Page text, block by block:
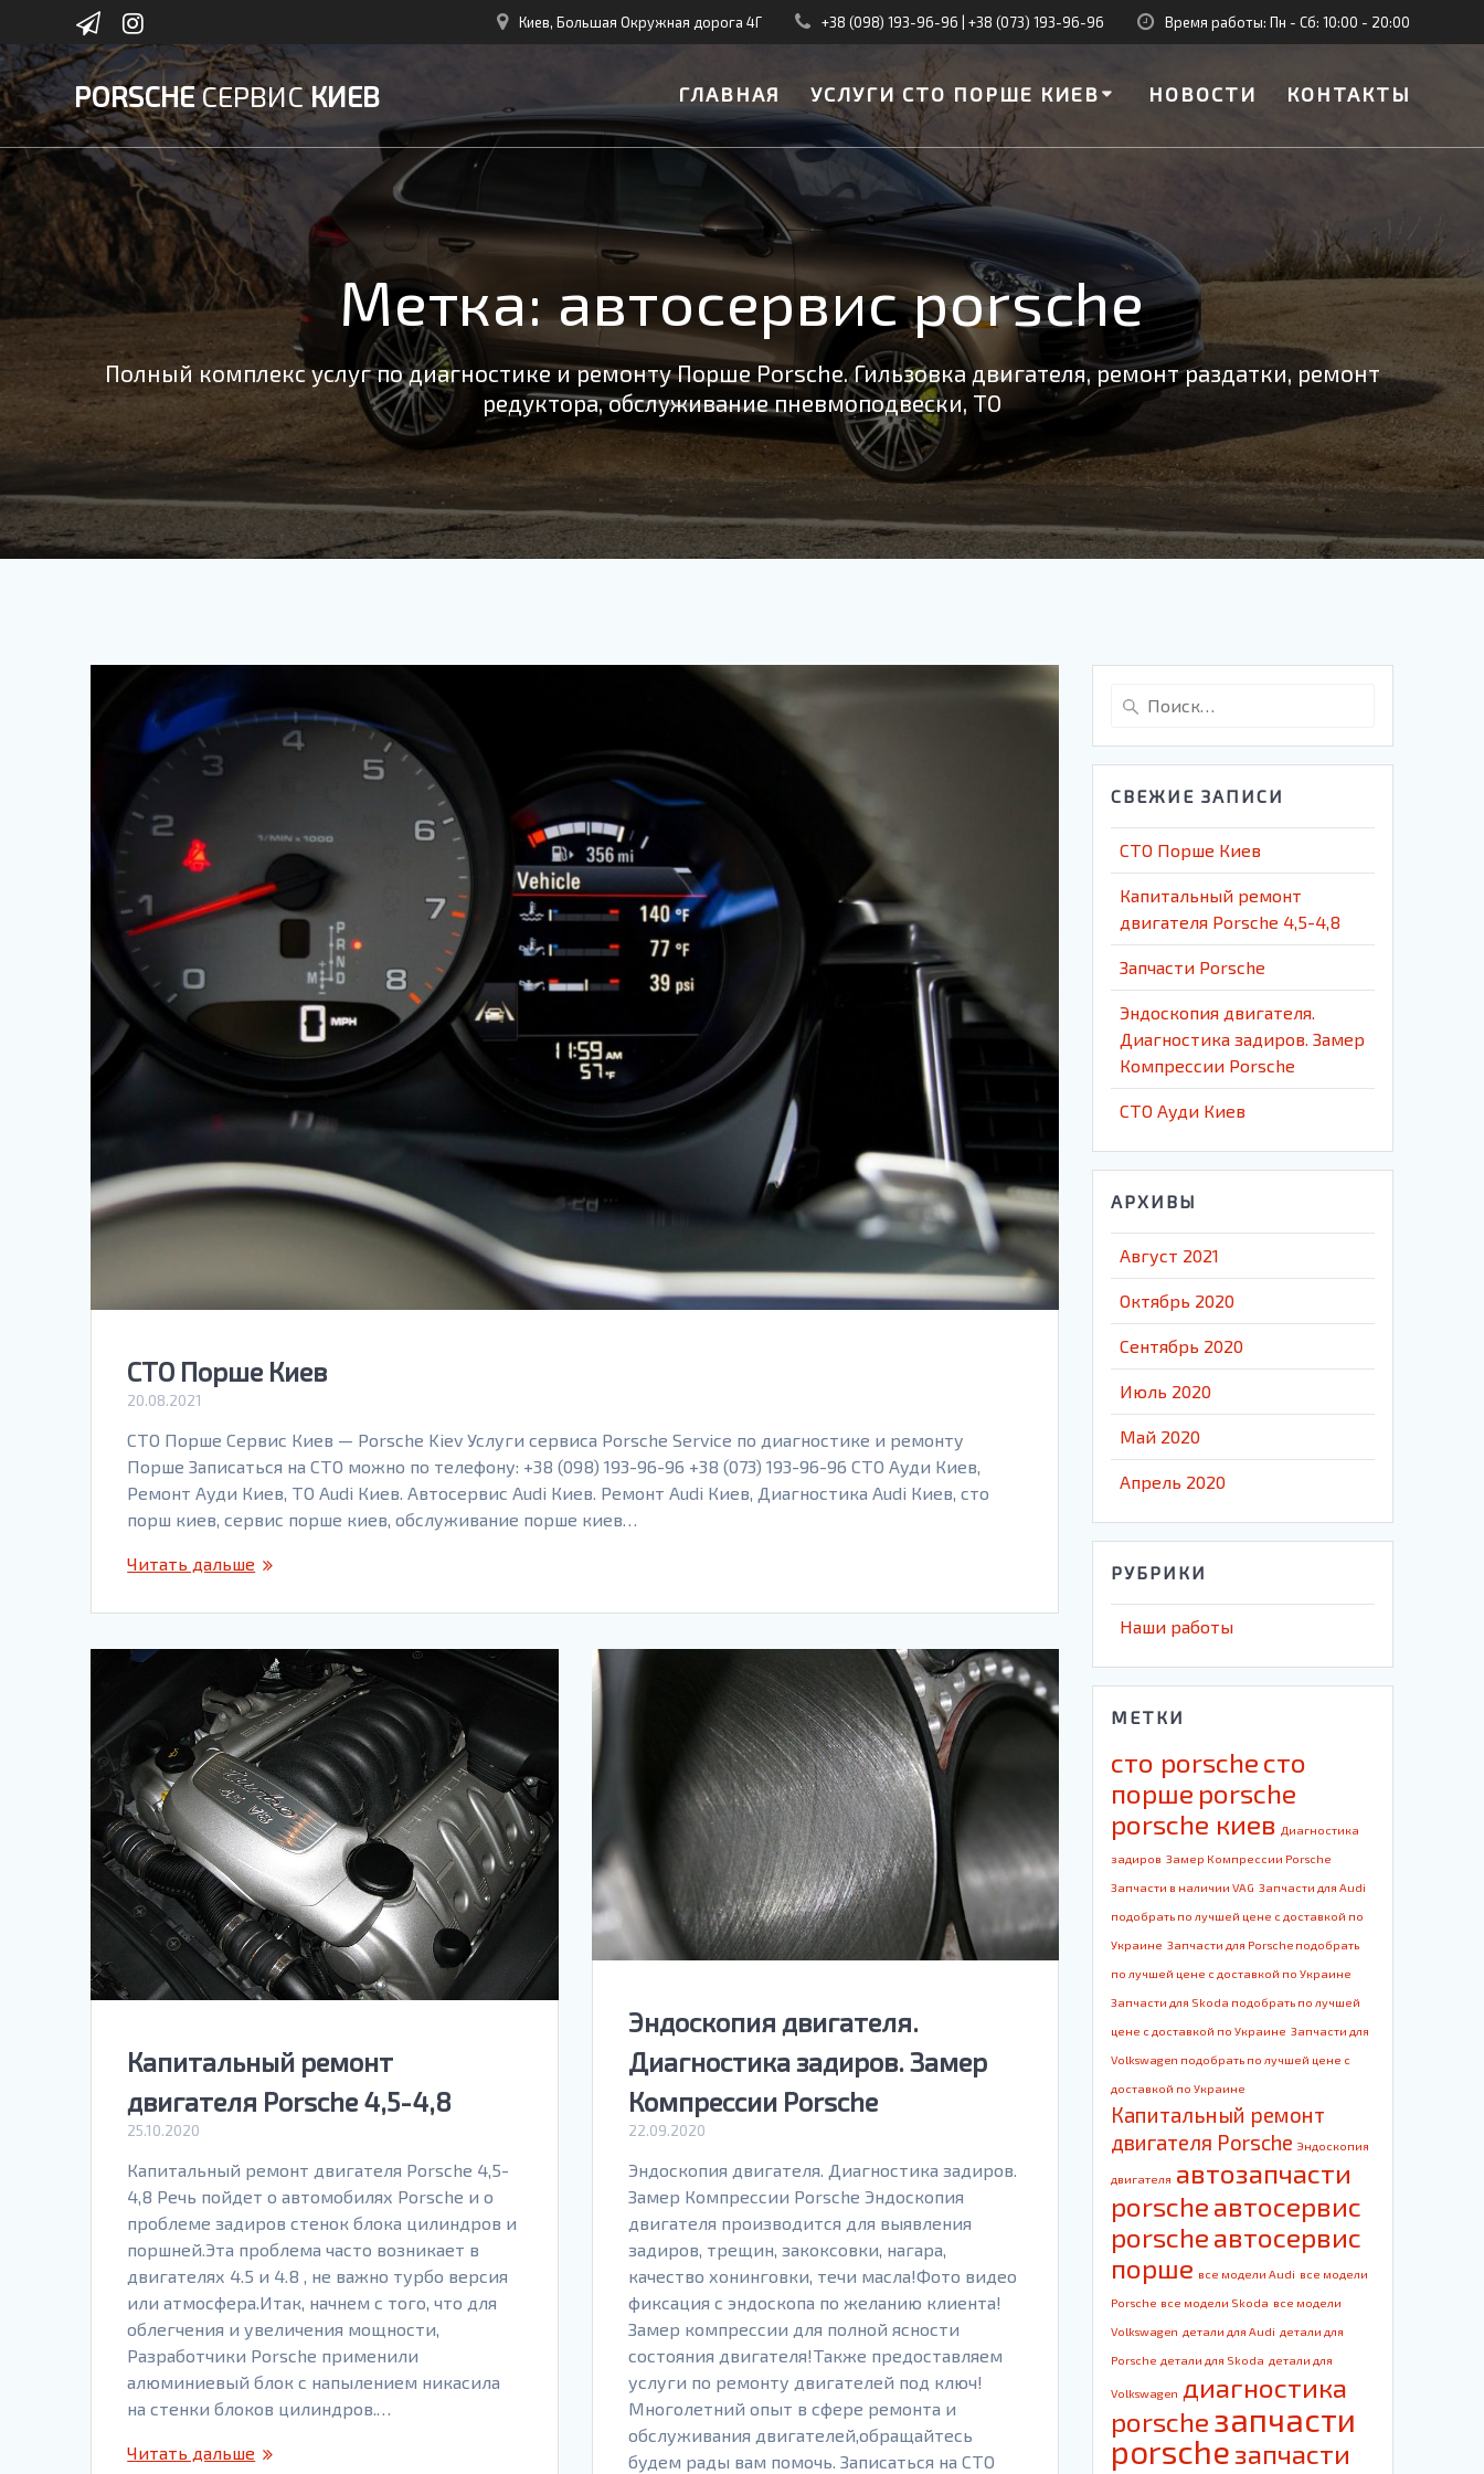
content
Киев, Большая Окружная дорога 4Г +38 (098) 193-96-96 +38 (073) 193-96-96 Время работы: Пн - Сб: 10:00 - 20:00
PORSCHEСЕРВИСКИЕВ ГЛАВНАЯ УСЛУГИ СТО ПОРШЕ КИЕВ НОВОСТИ КОНТАКТЫ
Метка:автосервис porsche
Полный комплекс услуг по диагностике и ремонту Порше Porsche. Гильзовка двигателя, ремонт раздатки, ремонт
редуктора, обслуживание пневмоподвески, ТО
СТО Порше Киев
20.08.2021
СТО Порше Сервис Киев — Porsche Kiev Услуги сервиса Porsche Service по диагностике и ремонту
Порше Записаться на СТО можно по телефону: +38 (098) 193-96-96 +38 (073) 193-96-96 СТО Ауди Киев,
Ремонт Ауди Киев, ТО Audi Киев. Автосервис Audi Киев. Ремонт Audi Киев, Диагностика Audi Киев, сто
порш киев, сервис порше киев, обслуживание порше киев…
Читать дальше
Капитальный ремонт
двигателя Porsche 4,5-4,8
25.10.2020
Капитальный ремонт двигателя Porsche 4,5-
4,8 Речь пойдет о автомобилях Porsche и о
проблеме задиров стенок блока цилиндров и
поршней.Эта проблема часто возникает в
двигателях 4.5 и 4.8 , не важно турбо версия
или атмосфера.Итак, начнем с того, что для
облегчения и увеличения мощности,
Разработчики Porsche применили
алюминиевый блок с напылением никасила
на стенки блоков цилиндров.…
Читать дальше
Эндоскопия двигателя.
Диагностика задиров. Замер
Компрессии Porsche
22.09.2020
Эндоскопия двигателя. Диагностика задиров.
Замер Компрессии Porsche Эндоскопия
двигателя производится для выявления
задиров, трещин, закоксовки, нагара,
качество хонинговки, течи масла!Фото видео
фиксация с эндоскопа по желанию клиента!
Замер компрессии для полной ясности
состояния двигателя!Также предоставляем
услуги по ремонту двигателей под ключ!
Многолетний опыт в сфере ремонта и
обслуживания двигателей,обращайтесь
будем рады вам помочь. Записаться на СТО
Найти:
СВЕЖИЕ ЗАПИСИ
СТО Порше Киев
Капитальный ремонт
двигателя Porsche 4,5-4,8
Запчасти Porsche
Эндоскопия двигателя.
Диагностика задиров. Замер
Компрессии Porsche
СТО Ауди Киев
АРХИВЫ
Август 2021
Октябрь 2020
Сентябрь 2020
Июль 2020
Май 2020
Апрель 2020
РУБРИКИ
Наши работы
МЕТКИ
cто porsche cто
порше porsche
porsche киев Диагностика
задиров Замер Компрессии Porsche
Запчасти в наличии VAG Запчасти для Audi
подобрать по лучшей цене с доставкой по
Украине Запчасти для Porsche подобрать
по лучшей цене с доставкой по Украине
Запчасти для Skoda подобрать по лучшей
цене с доставкой по Украине Запчасти для
Volkswagen подобрать по лучшей цене с
доставкой по Украине
Капитальный ремонт
двигателя Porsche Эндоскопия
двигателя автозапчасти
porsche автосервис
porsche автосервис
порше все модели Audi все модели
Porsche все модели Skoda все модели
Volkswagen детали для Audi детали для
Porsche детали для Skoda детали для
Volkswagen диагностика
porsche запчасти
porsche запчасти